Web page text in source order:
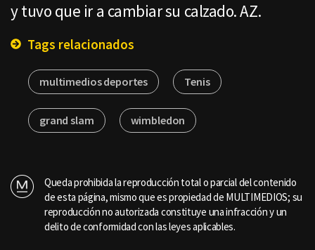
y tuvo que ir a cambiar su calzado. AZ.
Tags relacionados
multimedios deportes Tenis
grand slam wimbledon
Queda prohibida la reproducción total o parcial del contenido
de esta página, mismo que es propiedad de MULTIMEDIOS; su
reproducción no autorizada constituye una infracción y un
delito de conformidad con las leyes aplicables.